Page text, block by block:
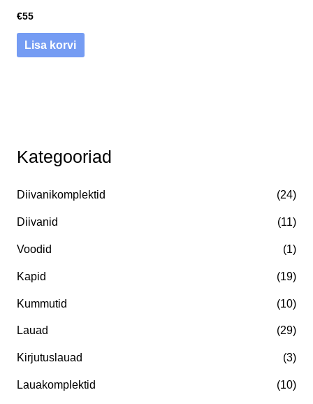
Kategooriad
Diivanikomplektid (24)
Diivanid (11)
Voodid (1)
Kapid (19)
Kummutid (10)
Lauad (29)
Kirjutuslauad (3)
Lauakomplektid (10)
i
m
e
h
s
i
n
e
t
i
:
€55
Lisa korvi